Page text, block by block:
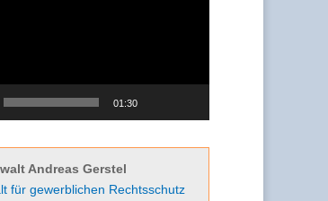
01:30
Andreas Gerstel
für gewerblichen Rechtsschutz